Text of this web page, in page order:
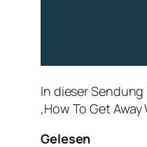
In dieser Sendung
‚How To Get
Gelesen